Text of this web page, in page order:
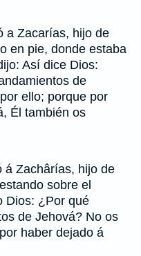
a Zacarías, hijo de
en pie, donde estaba
Así dice Dios:
de
ello; porque por
Él también os
á Zachârías, hijo de
sobre el
Dios: ¿Por qué
de Jehová? No os
haber dejado á